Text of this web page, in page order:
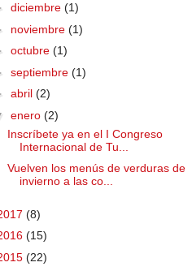
diciembre (1)
noviembre (1)
octubre (1)
septiembre (1)
abril (2)
enero (2)
Inscríbete ya en el I Congreso
Internacional de Tu...
Vuelven los menús de verduras de
invierno a las co...
(8)
(15)
(22)